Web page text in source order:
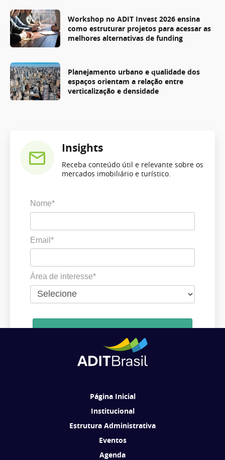
Workshop no ADIT Invest 2026 ensina
como estruturar projetos para acessar as
melhores alternativas de funding
Planejamento urbano e qualidade dos
espaços orientam a relação entre
verticalização e densidade
Insights
Receba conteúdo útil e relevante sobre os
mercados imobiliário e turístico.
Nome*
Email*
Área de interesse*
Ao se cadastrar, você concorda em receber comunicações da ADIT
Página Inicial
Institucional
Estrutura Administrativa
Eventos
Agenda